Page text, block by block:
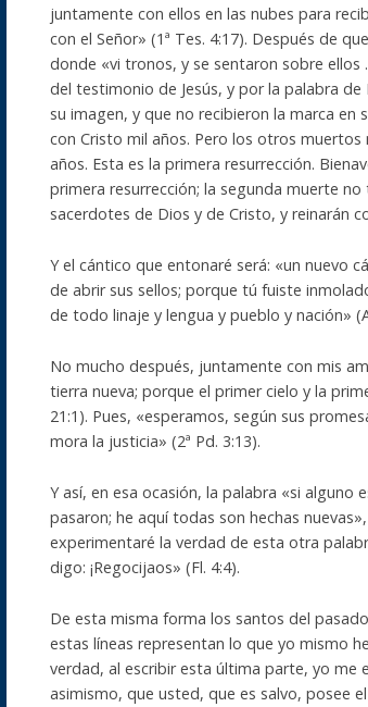
juntamente con ellos en las nubes para
con el Señor» (1ª Tes. 4:17). Después de
donde «vi tronos, y se sentaron sobre
del testimonio de Jesús, y por la palabra
su imagen, y que no recibieron la marca en
con Cristo mil años. Pero los otros
años. Esta es la primera resurrección.
primera resurrección; la segunda muerte
sacerdotes de Dios y de Cristo, y reinarán
Y el cántico que entonaré será: «un nuevo
de abrir sus sellos; porque tú fuiste
de todo linaje y lengua y pueblo y nación»
No mucho después, juntamente con mis
tierra nueva; porque el primer cielo y la
21:1). Pues, «esperamos, según sus
mora la justicia» (2ª Pd. 3:13).
Y así, en esa ocasión, la palabra «si alguno
pasaron; he aquí todas son hechas
experimentaré la verdad de esta otra
digo: ¡Regocijaos» (Fl. 4:4).
De esta misma forma los santos del
estas líneas representan lo que yo mismo
verdad, al escribir esta última parte, yo me
asimismo, que usted, que es salvo, posee